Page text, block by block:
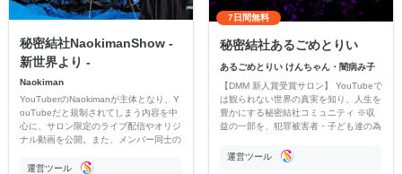
秘密結社NaokimanShow -
新世界より -
Naokiman
YouTuberのNaokimanが主体となり、Y
ouTubeだと規制されてしまう内容を中
心に、サロン限定のライブ配信やオリジ
ナル動画を公開。また、メンバー同士の
ただいています。
運営ツール
7日間無料
秘密結社あるごめとりい
あるごめとりい けんちゃん・闇病み子
【DMM 新人賞受賞サロン】 YouTubeで
は観られない世界の真実を知り、人生を
豊かにする秘密結社コミュニティ ※収
益の一部を、犯罪被害者・子ども達の為
す運営ツール